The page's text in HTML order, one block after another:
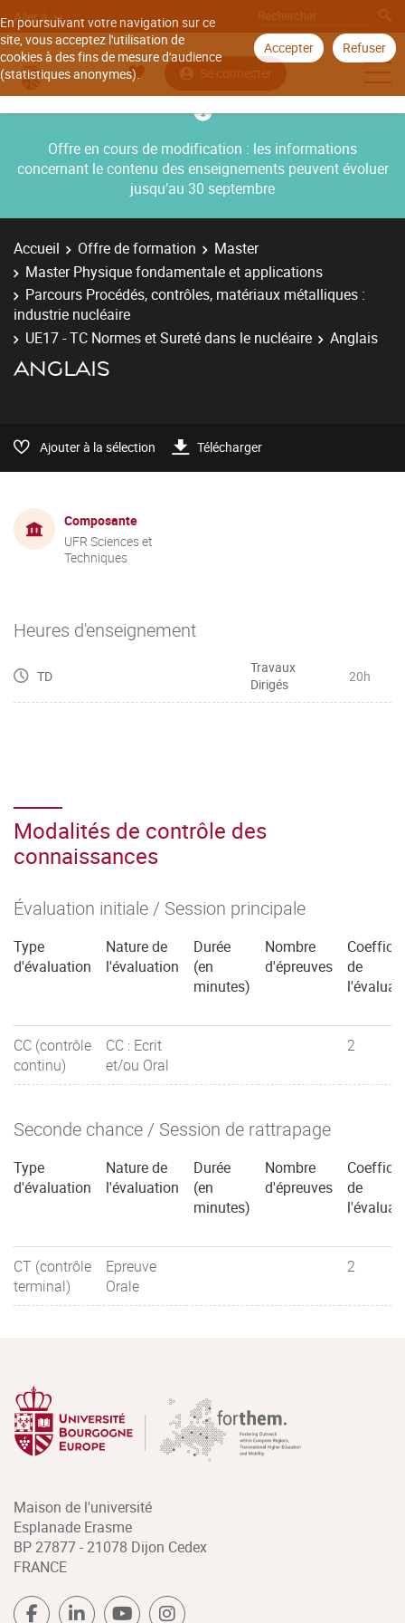
En poursuivant votre navigation sur ce
site, vous acceptez l'utilisation de
cookies à des fins de mesure d'audience
(statistiques anonymes).
Accepter Refuser
Aller à
Se connecter
Offre en cours de modification : les informations
concernant le contenu des enseignements peuvent évoluer
jusqu’au 30 septembre
Accueil Offre de formation
Master
Master Physique fondamentale et applications
Parcours Procédés, contrôles, matériaux métalliques :
industrie nucléaire
UE17 - TC Normes et Sureté dans le nucléaire
Anglais
ANGLAIS
Ajouter à la sélection Télécharger
Composante
UFR Sciences et
Techniques
Heures d'enseignement
TD
Travaux
Dirigés
20h
Modalités de contrôle des
connaissances
Évaluation initiale / Session principale
Type
d'évaluation
Nature de
l'évaluation
Durée
(en
minutes)
Nombre
d'épreuves
de
CC (contrôle
continu)
CC : Ecrit
et/ou Oral
2
Seconde chance / Session de rattrapage
Type
d'évaluation
Nature de
l'évaluation
Durée
(en
minutes)
Nombre
d'épreuves
de
CT (contrôle
terminal)
Epreuve
Orale
2
Maison de l'université
Esplanade Erasme
BP 27877 - 21078 Dijon Cedex
FRANCE